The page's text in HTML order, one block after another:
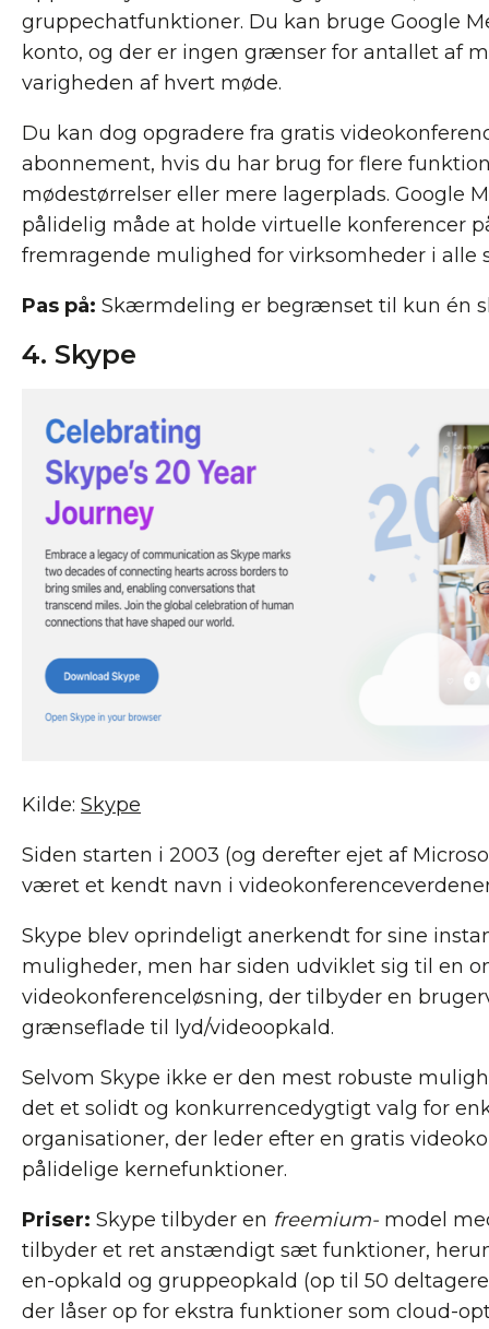
gruppechatfunktioner. Du kan bruge Google
konto, og der er ingen grænser for antallet af
varigheden af ​​hvert møde.
Du kan dog opgradere fra gratis
abonnement, hvis du har brug for flere
mødestørrelser eller mere lagerplads. Google
pålidelig måde at holde virtuelle konferencer
fremragende mulighed for virksomheder i alle
Pas på: Skærmdeling er begrænset til kun én
4. Skype
Kilde: Skype
Siden starten i 2003 (og derefter ejet af
været et kendt navn i
Skype blev oprindeligt anerkendt for sine
muligheder, men har siden udviklet sig til en
videokonferenceløsning, der tilbyder en
grænseflade til lyd/videoopkald.
Selvom Skype ikke er den mest robuste
det et solidt og konkurrencedygtigt valg for
organisationer, der leder efter en gratis
pålidelige kernefunktioner.
Priser: Skype tilbyder en freemium- model
tilbyder et ret anstændigt sæt funktioner,
en-opkald og gruppeopkald (op til 50
der låser op for ekstra funktioner som cloud-